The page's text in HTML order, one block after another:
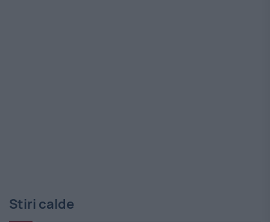
Stiri calde